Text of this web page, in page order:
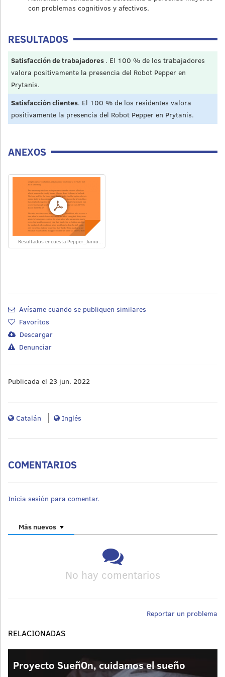
con problemas cognitivos y afectivos.
RESULTADOS
Satisfacción de trabajadores . El 100 % de los trabajadores
valora positivamente la presencia del Robot Pepper en
Prytanis.
Satisfacción clientes. El 100 % de los residentes valora
positivamente la presencia del Robot Pepper en Prytanis.
ANEXOS
Resultados encuesta Pepper_Junio...
Avísame cuando se publiquen similares
Favoritos
Descargar
Denunciar
Publicada el 23 jun. 2022
Catalán Inglés
COMENTARIOS
Inicia sesión para comentar.
Más nuevos
No hay comentarios
Reportar un problema
RELACIONADAS
Proyecto SueñOn, cuidamos el sueño